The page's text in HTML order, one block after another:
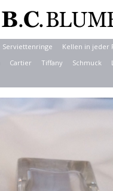
Serviettenringe
Kellen in jeder
Cartier Tiffany Schmuck